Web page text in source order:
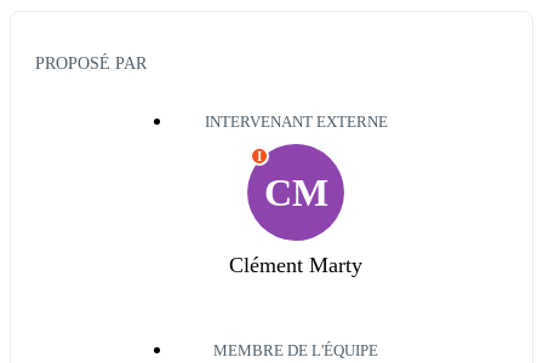
PROPOSÉ PAR
INTERVENANT EXTERNE
CM
I
Clément Marty
MEMBRE DE L'ÉQUIPE